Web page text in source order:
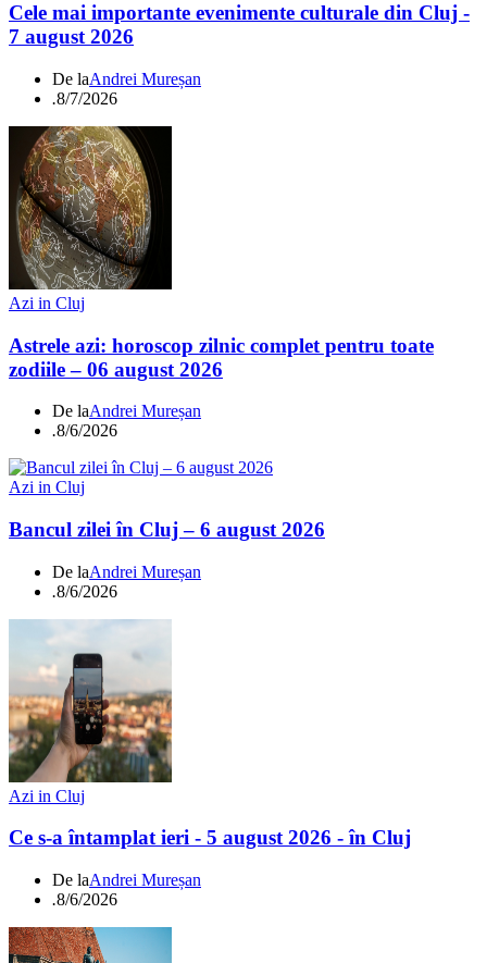
Cele mai importante evenimente culturale din Cluj -
7 august 2026
De laAndrei Mureșan
.8/7/2026
Azi in Cluj
Astrele azi: horoscop zilnic complet pentru toate
zodiile – 06 august 2026
De laAndrei Mureșan
.8/6/2026
Azi in Cluj
Bancul zilei în Cluj – 6 august 2026
De laAndrei Mureșan
.8/6/2026
Azi in Cluj
Ce s-a întamplat ieri - 5 august 2026 - în Cluj
De laAndrei Mureșan
.8/6/2026